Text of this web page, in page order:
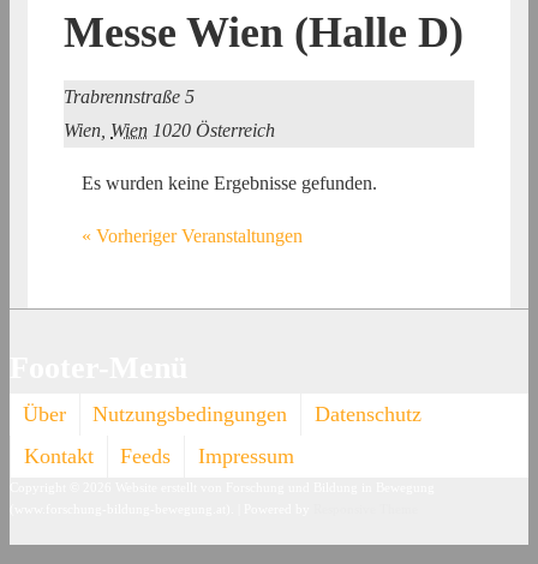
Messe Wien (Halle D)
Trabrennstraße 5
Wien Wien 1020 Österreich
Es wurden keine Ergebnisse gefunden.
« Vorheriger Veranstaltungen
Über Nutzungsbedingungen
Datenschutz
Kontakt
Feeds Impressum